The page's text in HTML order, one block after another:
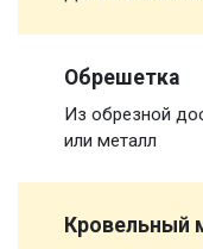
Обрешетка
Из обрезной
или металл
Кровельный